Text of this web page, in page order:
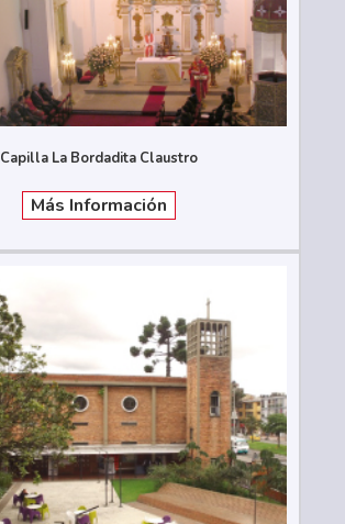
Capilla La Bordadita Claustro
Más Información